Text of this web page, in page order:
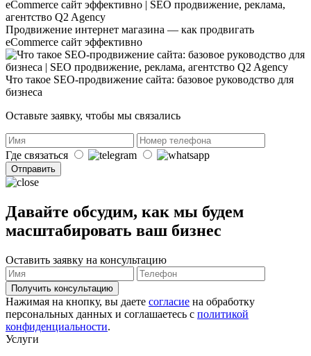
Продвижение интернет магазина — как продвигать
eCommerce сайт эффективно
Что такое SEO-продвижение сайта: базовое руководство для
бизнеса
Оставьте заявку, чтобы мы связались
Где связаться
Отправить
Давайте обсудим, как мы будем
масштабировать ваш бизнес
Оставить заявку на консультацию
Получить консультацию
Нажимая на кнопку, вы даете согласие на обработку
персональных данных и соглашаетесь с политикой
конфиденциальности.
Услуги